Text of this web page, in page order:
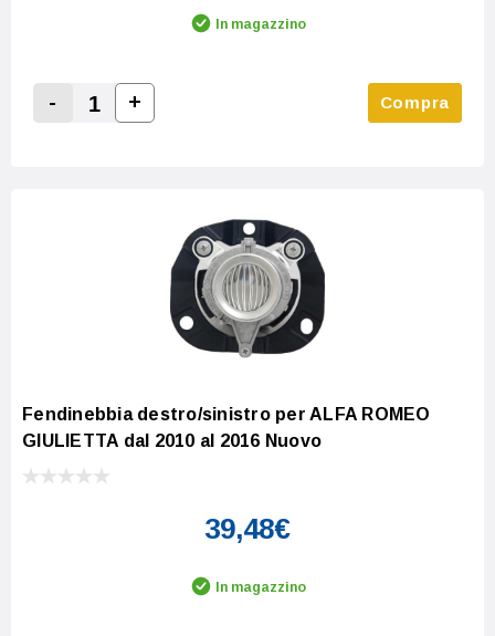
In magazzino
Decrease Quantity:
-
Increase Quantity:
+ Compra
Fendinebbia destro/sinistro per ALFA ROMEO
GIULIETTA dal 2010 al 2016 Nuovo
39,48€
In magazzino